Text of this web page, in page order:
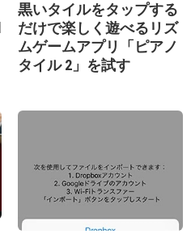
黒いタイルをタップする
だけで楽しく遊べるリズ
ムゲームアプリ「ピアノ
タイル 2」を試す